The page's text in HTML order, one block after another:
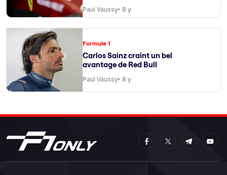
Paul Vaussy 8 y
Formule 1
Carlos Sainz craint un bel
avantage de Red Bull
Paul Vaussy 8 y